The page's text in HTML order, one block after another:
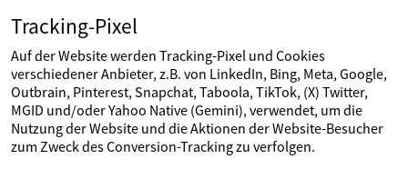
Tracking-Pixel
Auf der Website werden Tracking-Pixel und Cookies
verschiedener Anbieter, z.B. von LinkedIn, Bing, Meta, Google,
Outbrain, Pinterest, Snapchat, Taboola, TikTok, (X) Twitter,
MGID und/oder Yahoo Native (Gemini), verwendet, um die
Nutzung der Website und die Aktionen der Website-Besucher
zum Zweck des Conversion-Tracking zu verfolgen.